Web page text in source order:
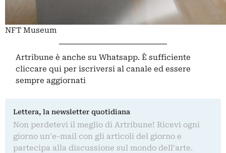
NFT Museum
Artribune è anche su Whatsapp. È sufficiente
cliccare qui per iscriversi al canale ed essere
sempre aggiornati
Lettera, la newsletter quotidiana
Non perdetevi il meglio di Artribune! Ricevi ogni
giorno un'e-mail con gli articoli del giorno e
partecipa alla discussione sul mondo dell'arte.